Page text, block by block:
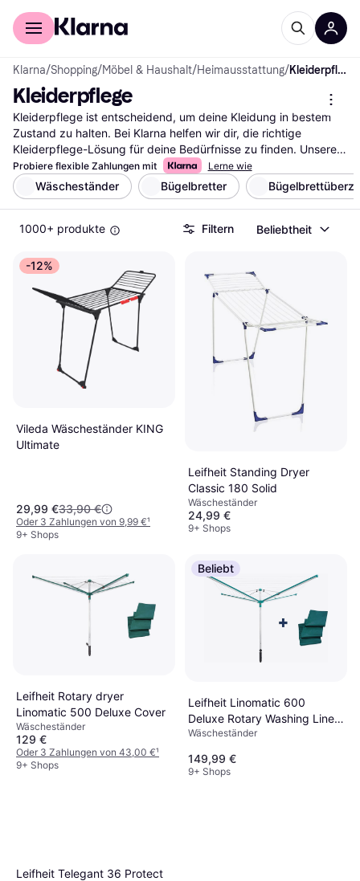
Für Shopper
Klarna/Shopping/Möbel & Haushalt/Heimausstattung/ Kleiderpflege
Kleiderpflege
Kleiderpflege ist entscheidend, um deine Kleidung in bestem
Zustand zu halten. Bei Klarna helfen wir dir, die richtige
Kleiderpflege-Lösung für deine Bedürfnisse zu finden. Unsere
Kategorie bietet eine Vielzahl von Produkten, die du mit
unseren praktischen Filtern durchsuchen kannst. Ob du nach
einem Dampfbügeleisen, einer Reinigungsbürste oder
speziellen Waschmitteln suchst, unsere Filter leiten dich schnell
zur besten Option. Du kannst auch nach Marke, Preis oder
findest du genau das, was deinen Anforderungen entspricht.
Lies die Nutzerbewertungen, um mehr über die Erfahrungen
anderer zu erfahren und die richtige Wahl zu treffen. Beginne
hier deine Suche nach den besten Kleiderpflege-Produkten
und finde die passenden Helfer für deine Garderobe.
Mehr über kleiderpflege »
Probiere flexible Zahlungen mit Lerne wie
Wäscheständer Bügelbretter
1000+ produkte Filtern Beliebtheit
-12%
Vileda Wäscheständer KING
Ultimate
29,99 €33,90 €
Oder 3 Zahlungen von 9,99 €¹
9+ Shops
Leifheit Standing Dryer
Classic 180 Solid
Wäscheständer
24,99 €
9+ Shops
Leifheit Rotary dryer
Linomatic 500 Deluxe Cover
Wäscheständer
129 €
Oder 3 Zahlungen von 43,00 €¹
9+ Shops
Beliebt
Leifheit Linomatic 600
Deluxe Rotary Washing Line
Airer Dryer 60m With Cover
Wäscheständer
149,99 €
9+ Shops
Leifheit Telegant 36 Protect